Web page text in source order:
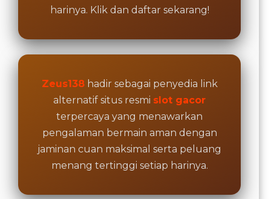
harinya. Klik dan daftar sekarang!
Zeus138hadir sebagai penyedia link
alternatif situs resmi slot gacor
terpercaya yang menawarkan
pengalaman bermain aman dengan
jaminan cuan maksimal serta peluang
menang tertinggi setiap harinya.